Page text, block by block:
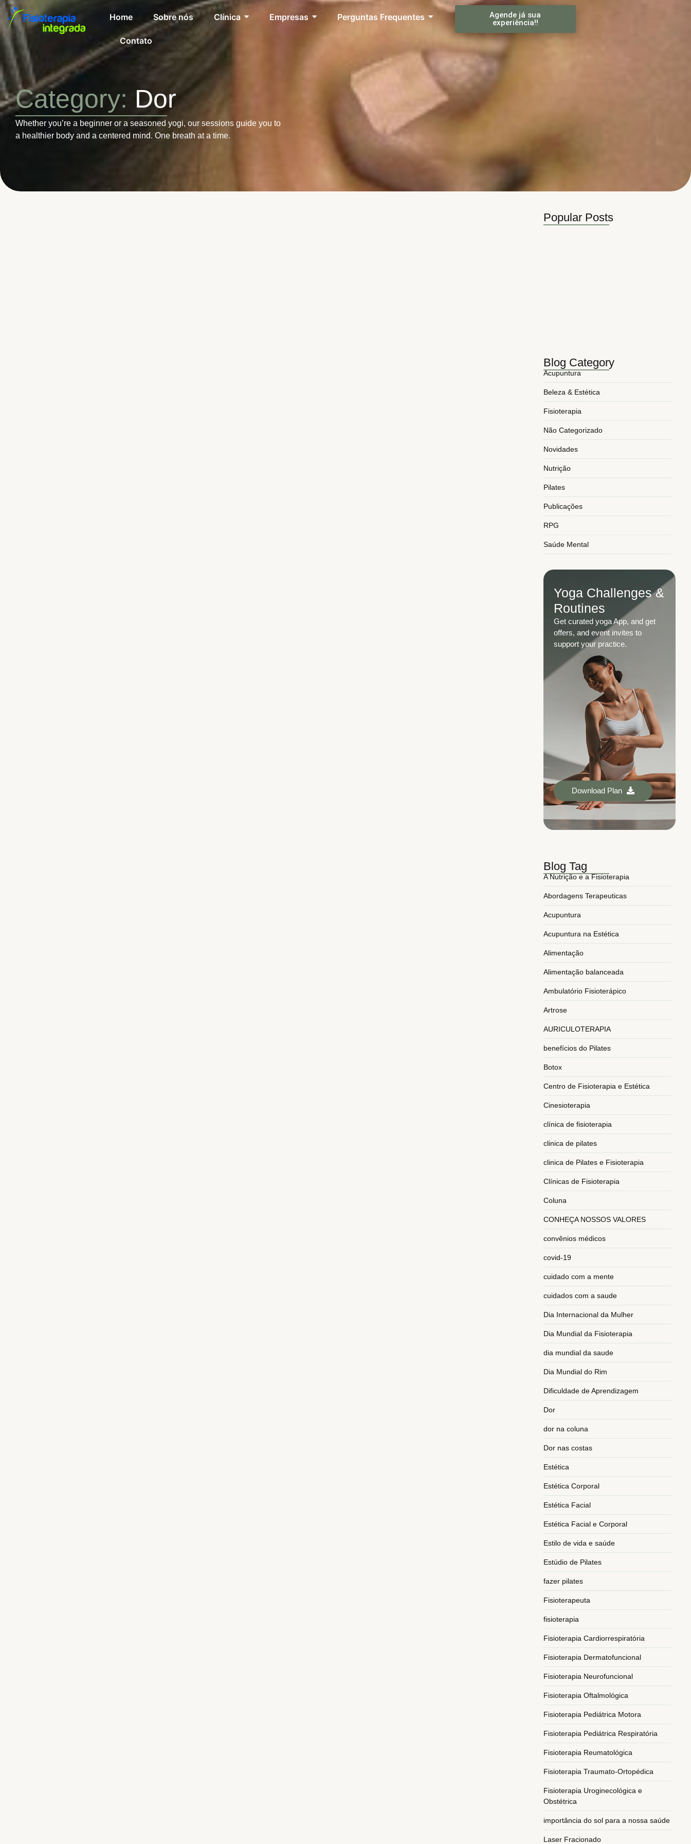
Home Sobre nós Clínica Empresas Perguntas Frequentes
Contato
Agende já sua
experiência!!
Category: Dor
Whether you’re a beginner or a seasoned yogi, our sessions guide you to
a healthier body and a centered mind. One breath at a time.
Popular Posts
Blog Category
Acupuntura
Beleza & Estética
Fisioterapia
Não Categorizado
Novidades
Nutrição
Pilates
Publicações
RPG
Saúde Mental
Yoga Challenges &
Routines
Get curated yoga App, and get
offers, and event invites to
support your practice.
Download Plan
Blog Tag
A Nutrição e a Fisioterapia
Abordagens Terapeuticas
Acupuntura
Acupuntura na Estética
Alimentação
Alimentação balanceada
Ambulatório Fisioterápico
Artrose
AURICULOTERAPIA
benefícios do Pilates
Botox
Centro de Fisioterapia e Estética
Cinesioterapia
clínica de fisioterapia
clinica de pilates
clinica de Pilates e Fisioterapia
Clínicas de Fisioterapia
Coluna
CONHEÇA NOSSOS VALORES
convênios médicos
covid-19
cuidado com a mente
cuidados com a saude
Dia Internacional da Mulher
Dia Mundial da Fisioterapia
dia mundial da saude
Dia Mundial do Rim
Dificuldade de Aprendizagem
Dor
dor na coluna
Dor nas costas
Estética
Estética Corporal
Estética Facial
Estética Facial e Corporal
Estilo de vida e saúde
Estúdio de Pilates
fazer pilates
Fisioterapeuta
fisioterapia
Fisioterapia Cardiorrespiratória
Fisioterapia Dermatofuncional
Fisioterapia Neurofuncional
Fisioterapia Oftalmológica
Fisioterapia Pediátrica Motora
Fisioterapia Pediátrica Respiratória
Fisioterapia Reumatológica
Fisioterapia Traumato-Ortopédica
Fisioterapia Uroginecológica e
Obstétrica
importância do sol para a nossa saúde
Laser Fracionado